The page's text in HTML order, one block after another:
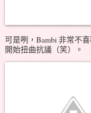
可是咧，Bambi 非常不
開始扭曲抗議（笑）。